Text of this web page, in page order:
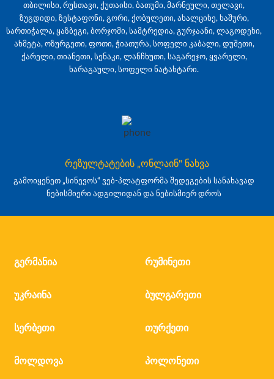
თბილისი, რუსთავი, ქუთაისი, ბათუმი, მარნეული, თელავი,
ზუგდიდი, ზესტაფონი, გორი, ქობულეთი, ახალციხე, ხაშური,
სართიჭალა, ყაზბეგი, ბორჯომი, სამტრედია, გურჯაანი, ლაგოდეხი,
ახმეტა, ოზურგეთი, ფოთი, ჭიათურა, სოფელი კაბალი, დუშეთი,
ქარელი, თიანეთი, სენაკი, ლანჩხუთი, საგარეჯო, ყვარელი,
ხარაგაული, სოფელი ნატახტარი.
რეზულტატების „ონლაინ" ნახვა
გამოიყენეთ „სინევოს“ ვებ-პლატფორმა შედეგების სანახავად
ნებისმიერი ადგილიდან და ნებისმიერ დროს
გერმანია რუმინეთი
უკრაინა ბულგარეთი
სერბეთი თურქეთი
მოლდოვა პოლონეთი